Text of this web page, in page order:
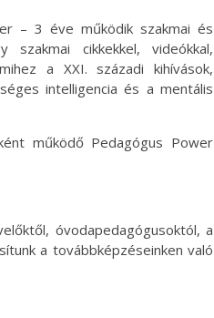
– 3 éve működik szakmai és
szakmai cikkekkel, videókkal,
a XXI. századi kihívások,
intelligencia és a mentális
működő Pedagógus Power
óvodapedagógusoktól, a
a továbbképzéseinken való